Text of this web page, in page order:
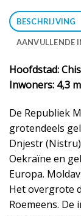
BESCHRIJVING
AANVULLENDE
Hoofdstad:
Inwoners: 4,3
De Republiek
grotendeels
Dnjestr
Oekraïne en
Europa.
Het overgrote
Roemeens. De